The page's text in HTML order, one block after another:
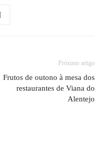
Próximo artigo
Frutos de outono à mesa dos
restaurantes de Viana do
Alentejo